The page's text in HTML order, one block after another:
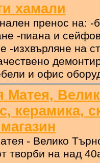
хамали
пренос на: -
-пиана и
-изхвърляне на
и офис
Матея,
керамика,
- Велико
творби на над